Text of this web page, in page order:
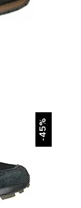
-45%